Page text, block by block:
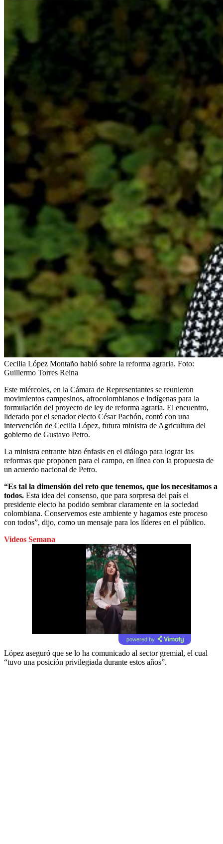
Cecilia López Montaño habló sobre la reforma agraria. Foto:
Guillermo Torres Reina
Este miércoles, en la Cámara de Representantes se reunieron
movimientos campesinos, afrocolombianos e indígenas para la
formulación del proyecto de ley de reforma agraria. El encuentro,
liderado por el senador electo César Pachón, contó con una
intervención de Cecilia López, futura ministra de Agricultura del
gobierno de Gustavo Petro.
La ministra entrante hizo énfasis en el diálogo para lograr las
reformas que proponen para el campo, en línea con la propuesta de
un acuerdo nacional de Petro.
“Es tal la dimensión del reto que tenemos, que los necesitamos a
todos. Esta idea del consenso, que para sorpresa del país el
presidente electo ha podido sembrar claramente en la sociedad
colombiana. Conservemos este ambiente y hagamos este proceso
con todos”, dijo, como un mensaje para los líderes en el público.
Videos Semana
powered by
López aseguró que se lo ha comunicado al sector gremial, el cual
“tuvo una posición privilegiada durante estos años”.